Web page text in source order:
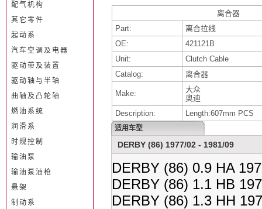
离合器
Part:
离合拉线
OE:
421121B
Unit:
Clutch Cable
Catalog:
离合器
Make:
大众
奥迪
Description:
Length:607mm PCS
适用车型
DERBY (86) 1977/02 - 1981/09
DERBY (86) 0.9 HA
DERBY (86) 1.1 HB
DERBY (86) 1.3 HH
配气机构
其它零件
起动系
汽车空调及电器
驱动带及装置
驱动轴与半轴
曲轴及凸轮轴
燃油系统
润滑系
时规控制
输油泵
输油泵油枪
悬架
制动系